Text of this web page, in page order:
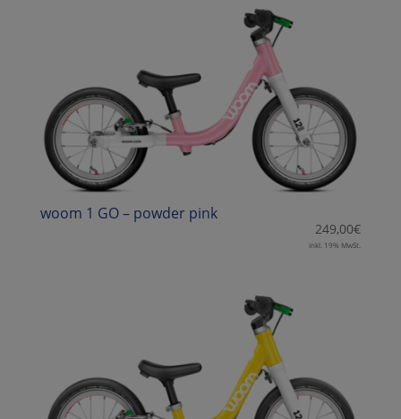
woom 1 GO – powder pink
249,00€
inkl. 19% MwSt.